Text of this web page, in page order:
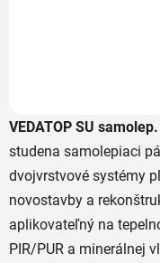
VEDATOP SU
studena samolepiaci
dvojvrstvové systémy
novostavby a
aplikovateľný na
PIR/PUR a minerálnej